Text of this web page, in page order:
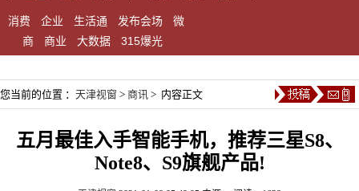
消费 企业 生活通 发布会场
微
商
商业 大数据 315爆光
您当前的位置 ： 天津视窗 > 商讯 > 内容正文
五月最佳入手智能手机，推荐三星S8、
Note8、S9旗舰产品!